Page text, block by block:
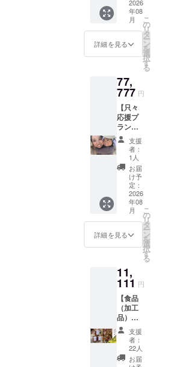
ト終了
後メー
ルまた
話にて
調整さ
ます。
ご予約
は予約
サイト
経由で
はな
く、お
電話ま
たは
メール
で直接
錆と進
ご連絡
くださ
い。 ク
ファン
ディン
た旨を
お知ら
せくだ
さい。
込め
て、お
礼の
メッ
セージ
をお送
りしま
※3333
円、
77777
円のリ
ターン
と同じ
になり
ます。
2026
年08
月
詳細を見る
こ
の
リ
タ
ー
ン
を
選
択
す
る
77,
777 円
【只々
応援プ
ラン！
お礼の
メッ
セー
ジ】 感
謝の気
持ちを
込め
て、お
礼の
メッ
セージ
をお送
りしま
りがと
うござ
いま
す！！
！
※3333
円、
8888円
のリ
ターン
支援
者：
1人
お届
け予
定：
2026
年08
月
詳細を見る
こ
の
リ
タ
ー
ン
を
選
択
す
る
11,
111 円
【食品
（加工
品）】
錆と煤
特製、
クラ
ファン
支援
者：
22人
お届